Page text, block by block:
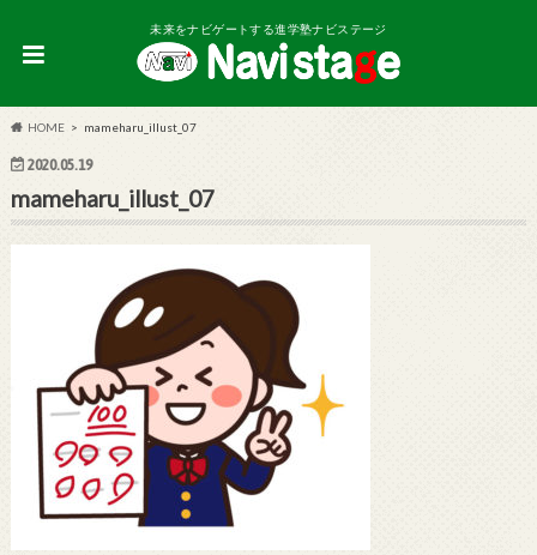
未来をナビゲートする進学塾ナビステージ
HOME mameharu_illust_07
2020.05.19
mameharu_illust_07